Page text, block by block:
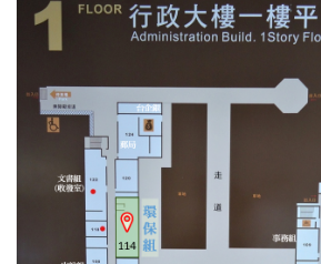
經營保管組
校級委員會
相片集錦